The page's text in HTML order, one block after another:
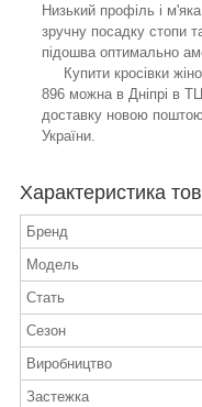
Низький профіль і
зручну посадку стопи
підошва оптимально
Купити кросівки
896 можна в Дніпрі в
доставку новою
України.
Характеристика
Бренд
Модель
Стать
Сезон
Виробництво
Застежка